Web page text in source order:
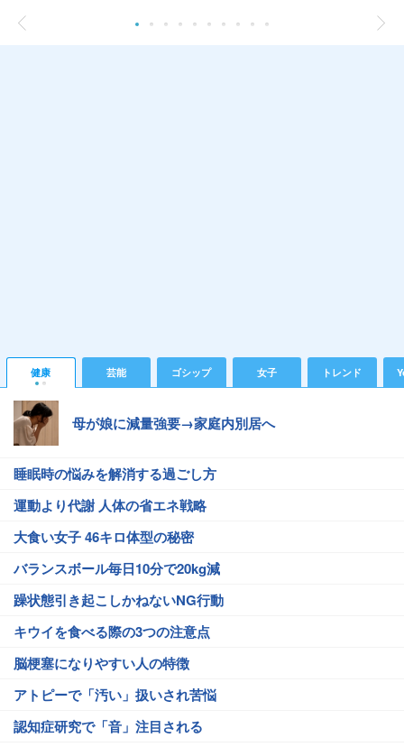
健康 芸能 ゴシップ 女子 トレンド
母が娘に減量強要→家庭内別居へ
睡眠時の悩みを解消する過ごし方
運動より代謝 人体の省エネ戦略
大食い女子 46キロ体型の秘密
バランスボール毎日10分で20kg減
躁状態引き起こしかねないNG行動
キウイを食べる際の3つの注意点
脳梗塞になりやすい人の特徴
アトピーで「汚い」扱いされ苦悩
認知症研究で「音」注目される